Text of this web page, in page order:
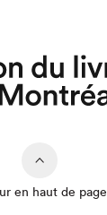
en haut de page